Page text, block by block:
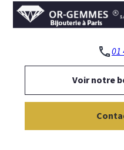
phone01
Voir notre
Panneau de gestion des